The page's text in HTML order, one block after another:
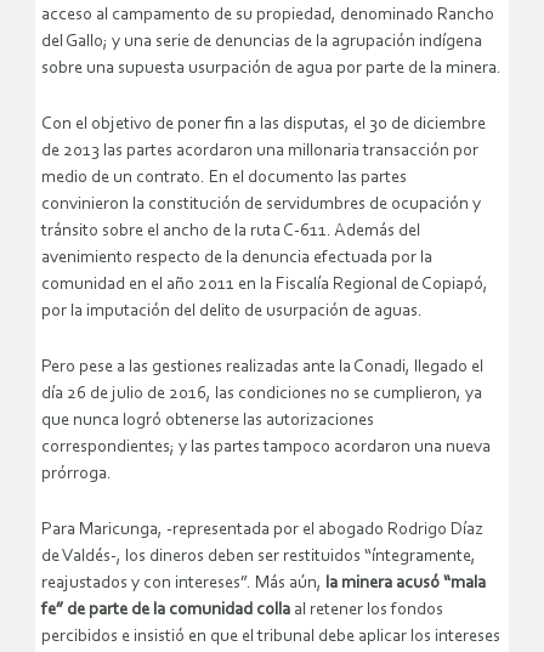
acceso al campamento de su propiedad, denominado Rancho
del Gallo; y una serie de denuncias de la agrupación indígena
sobre una supuesta usurpación de agua por parte de la minera.
Con el objetivo de poner fin a las disputas, el 30 de diciembre
de 2013 las partes acordaron una millonaria transacción por
medio de un contrato. En el documento las partes
convinieron la constitución de servidumbres de ocupación y
tránsito sobre el ancho de la ruta C-611. Además del
avenimiento respecto de la denuncia efectuada por la
comunidad en el año 2011 en la Fiscalía Regional de Copiapó,
por la imputación del delito de usurpación de aguas.
Pero pese a las gestiones realizadas ante la Conadi, llegado el
día 26 de julio de 2016, las condiciones no se cumplieron, ya
que nunca logró obtenerse las autorizaciones
correspondientes; y las partes tampoco acordaron una nueva
prórroga.
Para Maricunga, -representada por el abogado Rodrigo Díaz
de Valdés-, los dineros deben ser restituidos “íntegramente,
reajustados y con intereses”. Más aún, la minera acusó “mala
fe” de parte de la comunidad colla al retener los fondos
percibidos e insistió en que el tribunal debe aplicar los intereses